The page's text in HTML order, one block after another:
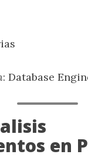
: Database
en